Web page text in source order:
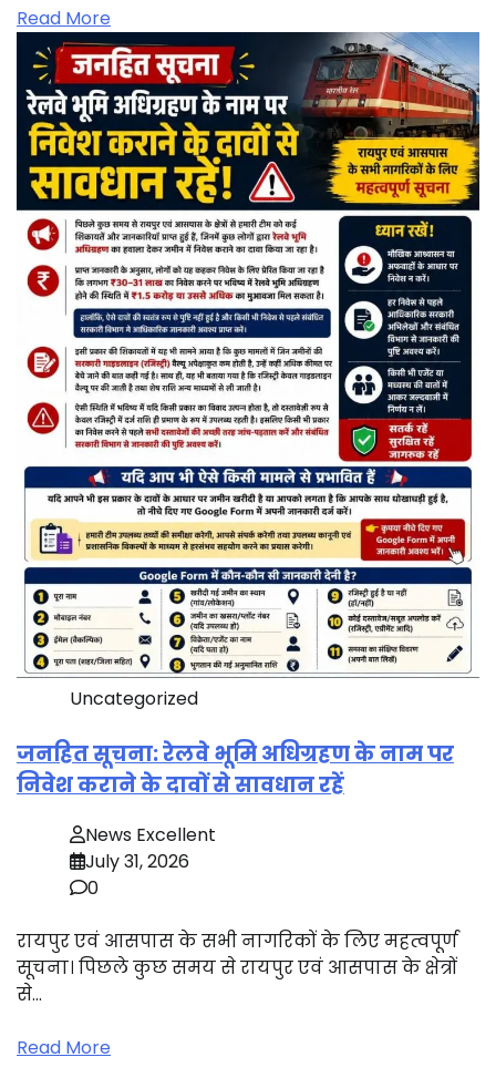
Read More
Uncategorized
जनहित सूचना: रेलवे भूमि अधिग्रहण के नाम पर
निवेश कराने के दावों से सावधान रहें
News Excellent
July 31, 2026
0
रायपुर एवं आसपास के सभी नागरिकों के लिए महत्वपूर्ण
सूचना। पिछले कुछ समय से रायपुर एवं आसपास के क्षेत्रों
से…
Read More